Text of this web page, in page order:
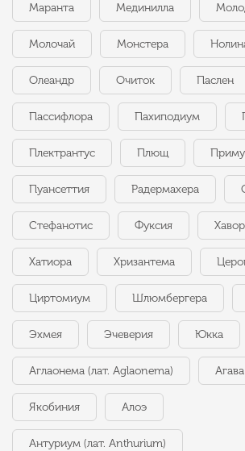
Маранта Мединилла
Молочай Монстера
Олеандр Очиток Паслен
Пассифлора Пахиподиум
Плектрантус Плющ
Пуансеттия Радермахера
Стефанотис Фуксия
Хатиора Хризантема
Циртомиум Шлюмбергера
Эхмея Эчеверия Юкка
Аглаонема (лат. Aglaonema) Агава
Якобиния Алоэ
Антуриум (лат. Anthurium)